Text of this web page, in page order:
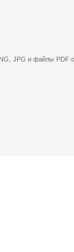
JPG и файлы PDF